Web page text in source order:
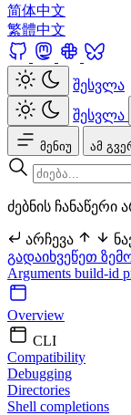
简体中文
繁體中文
შესვლა
შესვლა
მენიუ ამ
ძებნის ჩანაწერი
არჩევა
გადაიხვეწეთ
Arguments build-id
Overview
CLI
Compatibility
Debugging
Directories
Shell completions